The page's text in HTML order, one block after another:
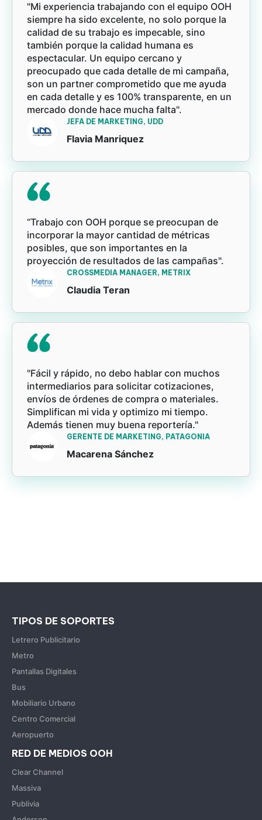
"Mi experiencia trabajando con el equipo OOH
siempre ha sido excelente, no solo porque la
calidad de su trabajo es impecable, sino
también porque la calidad humana es
espectacular. Un equipo cercano y
preocupado que cada detalle de mi campaña,
son un partner comprometido que me ayuda
en cada detalle y es 100% transparente, en un
mercado donde hace mucha falta".
JEFA DE MARKETING, UDD
Flavia Manriquez
“Trabajo con OOH porque se preocupan de
incorporar la mayor cantidad de métricas
posibles, que son importantes en la
proyección de resultados de las campañas".
CROSSMEDIA MANAGER, METRIX
Claudia Teran
"Fácil y rápido, no debo hablar con muchos
intermediarios para solicitar cotizaciones,
envíos de órdenes de compra o materiales.
Simplifican mi vida y optimizo mi tiempo.
Además tienen muy buena reportería."
GERENTE DE MARKETING, PATAGONIA
Macarena Sánchez
TIPOS DE SOPORTES
Letrero Publicitario
Metro
Pantallas Digitales
Bus
Mobiliario Urbano
Centro Comercial
Aeropuerto
RED DE MEDIOS OOH
Clear Channel
Massiva
Publivia